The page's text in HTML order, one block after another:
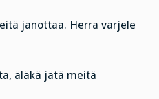
janottaa. Herra varjele
äläkä jätä meitä